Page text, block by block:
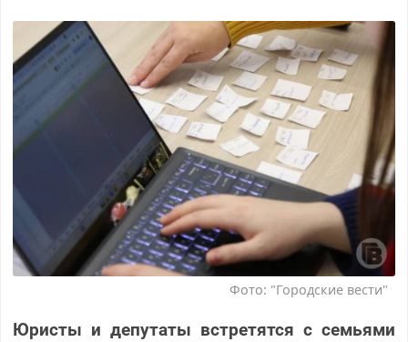
Фото: "Городские вести"
Юристы и депутаты встретятся с семьями